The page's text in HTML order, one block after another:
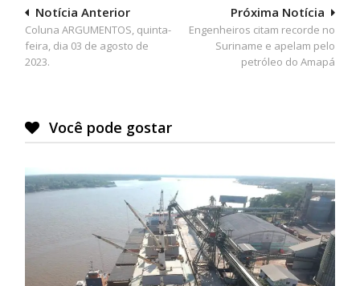
Navegação
de
Post
Próxima Notícia
Engenheiros citam recorde no
Suriname e apelam pelo
petróleo do Amapá
Notícia Anterior
Coluna ARGUMENTOS, quinta-
feira, dia 03 de agosto de
2023.
Você pode gostar